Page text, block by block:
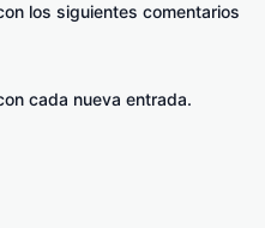
los siguientes comentarios
cada nueva entrada.